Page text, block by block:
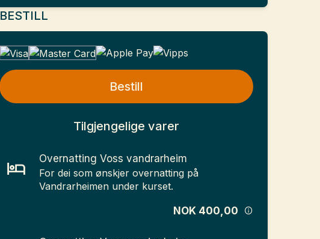
BESTILL
Bestill
Tilgjengelige varer
Overnatting Voss vandrarheim
For dei som ønskjer overnatting på
Vandrarheimen under kurset.
NOK 400,00